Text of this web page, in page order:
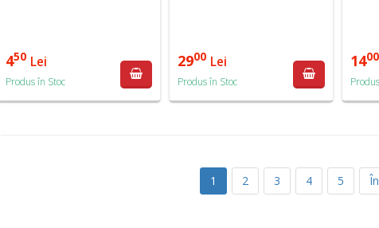
450 Lei
Produs în Stoc
2900 Lei
Produs în Stoc
1400
1 2 3 4 5